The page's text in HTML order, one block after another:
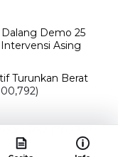
Dimasak
(502,131)
dengan
Ada Film